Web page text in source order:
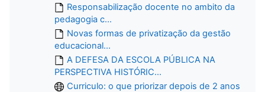
Responsabilização docente no ambito da
pedagogia c...
Novas formas de privatização da gestão
educacional...
A DEFESA DA ESCOLA PÚBLICA NA
PERSPECTIVA HISTÓRIC...
Curriculo: o que priorizar depois de 2 anos